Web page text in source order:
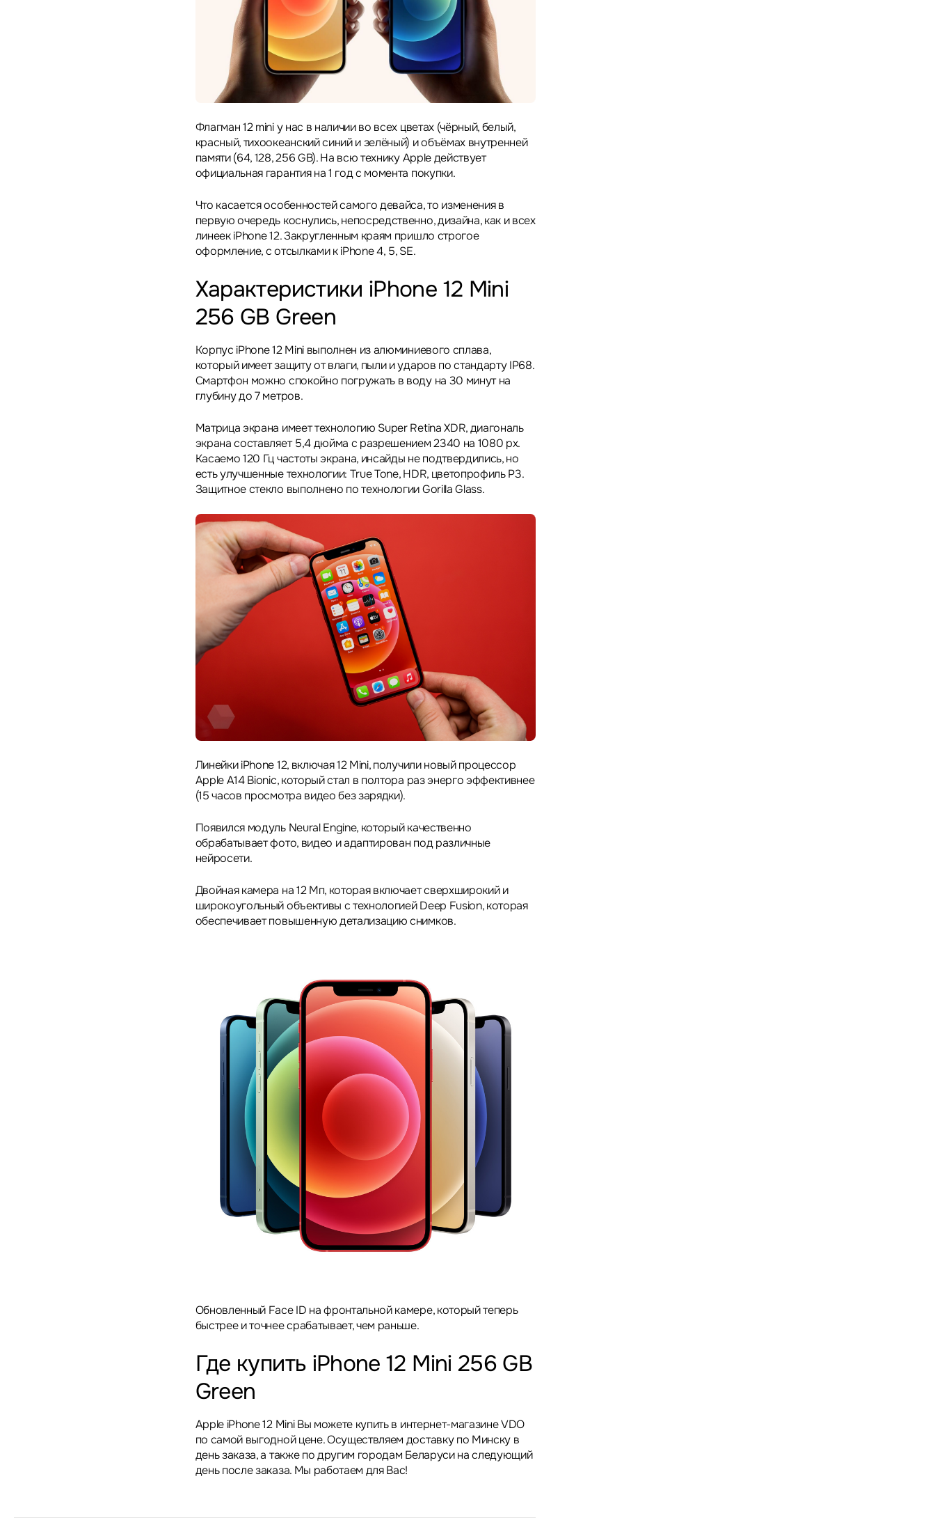
Флагман 12 mini у нас в наличии во всех цветах (чёрный, белый,
красный, тихоокеанский синий и зелёный) и объёмах внутренней
памяти (64, 128, 256 GB). На всю технику Apple действует
официальная гарантия на 1 год с момента покупки.
Что касается особенностей самого девайса, то изменения в
первую очередь коснулись, непосредственно, дизайна, как и всех
линеек iPhone 12. Закругленным краям пришло строгое
оформление, с отсылками к iPhone 4, 5, SE.
Характеристики iPhone 12 Mini
256 GB Green
Корпус iPhone 12 Mini выполнен из алюминиевого сплава,
который имеет защиту от влаги, пыли и ударов по стандарту IP68.
Смартфон можно спокойно погружать в воду на 30 минут на
глубину до 7 метров.
Матрица экрана имеет технологию Super Retina XDR, диагональ
экрана составляет 5,4 дюйма с разрешением 2340 на 1080 px.
Касаемо 120 Гц частоты экрана, инсайды не подтвердились, но
есть улучшенные технологии: True Tone, HDR, цветопрофиль P3.
Защитное стекло выполнено по технологии Gorilla Glass.
Линейки iPhone 12, включая 12 Mini, получили новый процессор
Apple A14 Bionic, который стал в полтора раз энерго эффективнее
(15 часов просмотра видео без зарядки).
Появился модуль Neural Engine, который качественно
обрабатывает фото, видео и адаптирован под различные
нейросети.
Двойная камера на 12 Мп, которая включает сверхширокий и
широкоугольный объективы с технологией Deep Fusion, которая
обеспечивает повышенную детализацию снимков.
Обновленный Face ID на фронтальной камере, который теперь
быстрее и точнее срабатывает, чем раньше.
Где купить iPhone 12 Mini 256 GB
Green
Apple iPhone 12 Mini Вы можете купить в интернет-магазине VDO
по самой выгодной цене. Осуществляем доставку по Минску в
день заказа, а также по другим городам Беларуси на следующий
день после заказа. Мы работаем для Вас!